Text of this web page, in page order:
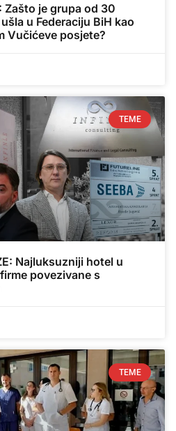
Zašto je grupa od 30
u Federaciju BiH kao
Vučićeve posjete?
TEME
Najluksuzniji hotel u
povezivane s
TEME